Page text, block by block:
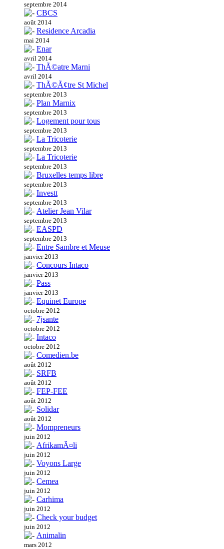
septembre 2014
CBCS
août 2014
Residence Arcadia
mai 2014
Enar
avril 2014
ThÃ©atre Marni
avril 2014
ThÃ©Ã¢tre St Michel
septembre 2013
Plan Marnix
septembre 2013
Logement pour tous
septembre 2013
La Tricoterie
septembre 2013
La Tricoterie
septembre 2013
Bruxelles temps libre
septembre 2013
Investt
septembre 2013
Atelier Jean Vilar
septembre 2013
EASPD
septembre 2013
Entre Sambre et Meuse
janvier 2013
Concours Intaco
janvier 2013
Pass
janvier 2013
Equinet Europe
octobre 2012
7jsante
octobre 2012
Intaco
octobre 2012
Comedien.be
août 2012
SRFB
août 2012
FEP-FEE
août 2012
Solidar
août 2012
Mompreneurs
juin 2012
AfrikamÃ¤li
juin 2012
Voyons Large
juin 2012
Cemea
juin 2012
Carhima
juin 2012
Check your budget
juin 2012
Animalin
mars 2012